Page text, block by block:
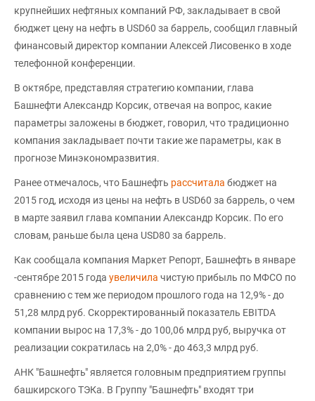
крупнейших нефтяных компаний РФ, закладывает в свой
бюджет цену на нефть в USD60 за баррель, сообщил главный
финансовый директор компании Алексей Лисовенко в ходе
телефонной конференции.
В октябре, представляя стратегию компании, глава
Башнефти Александр Корсик, отвечая на вопрос, какие
параметры заложены в бюджет, говорил, что традиционно
компания закладывает почти такие же параметры, как в
прогнозе Минэкономразвития.
Ранее отмечалось, что Башнефть рассчитала бюджет на
2015 год, исходя из цены на нефть в USD60 за баррель, о чем
в марте заявил глава компании Александр Корсик. По его
словам, раньше была цена USD80 за баррель.
Как сообщала компания Маркет Репорт, Башнефть в январе
-сентябре 2015 года увеличила чистую прибыль по МФСО по
сравнению с тем же периодом прошлого года на 12,9% - до
51,28 млрд руб. Скорректированный показатель EBITDA
компании вырос на 17,3% - до 100,06 млрд руб, выручка от
реализации сократилась на 2,0% - до 463,3 млрд руб.
АНК "Башнефть" является головным предприятием группы
башкирского ТЭКа. В Группу "Башнефть" входят три